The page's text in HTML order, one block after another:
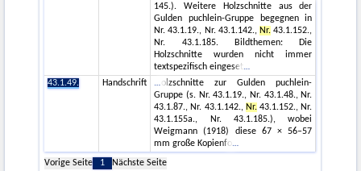
145.). Weitere Holzschnitte aus der
Gulden puchlein-Gruppe begegnen in
Nr. 43.1.19., Nr. 43.1.142., Nr. 43.1.152.,
Nr. 43.1.185. Bildthemen: Die
Holzschnitte wurden nicht immer
textspezifisch eingeset
43.1.49.
Handschrift
olzschnitte zur Gulden puchlein-
Gruppe (s. Nr. 43.1.19., Nr. 43.1.48., Nr.
43.1.87., Nr. 43.1.142., Nr.43.1.152., Nr.
43.1.155a., Nr. 43.1.185.), wobei
Weigmann (1918) diese 67 × 56–57
mm große Kopienfo
Vorige Seite
1 Nächste Seite